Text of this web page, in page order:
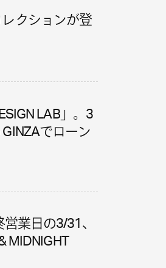
クションが登
LAB」。3
でローン
営業日の3/31、
MIDNIGHT